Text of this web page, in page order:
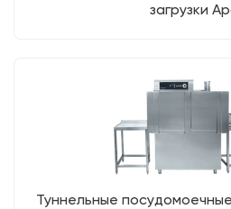
загрузки
Туннельные